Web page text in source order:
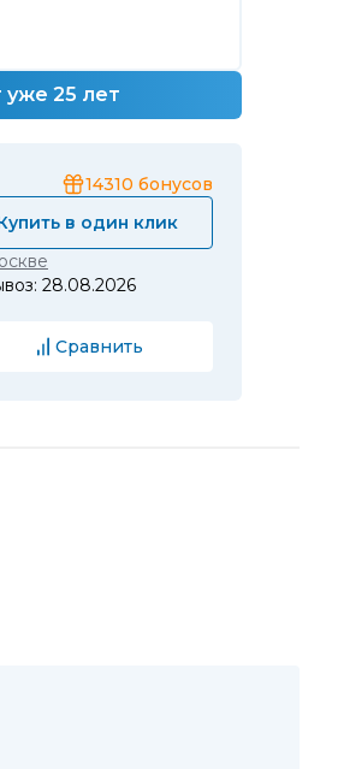
25 лет
14310 бонусов
в один клик
28.08.2026
Сравнить